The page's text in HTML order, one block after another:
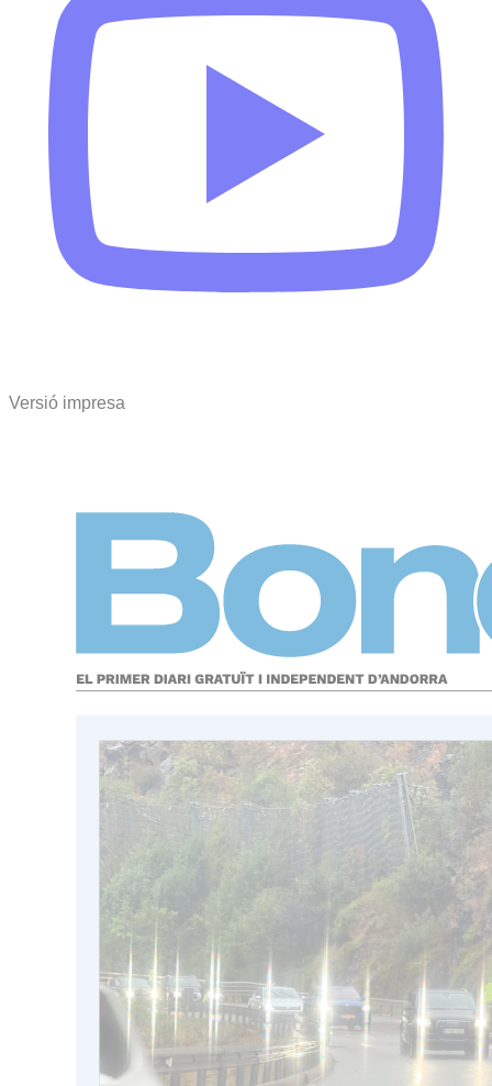
Versió impresa